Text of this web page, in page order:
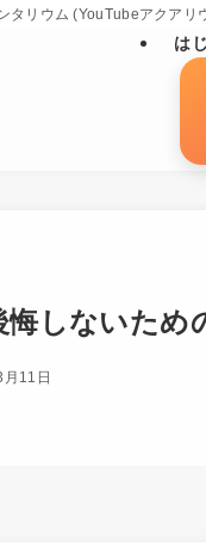
リウム (YouTubeアクアリ
は
しないため
11日